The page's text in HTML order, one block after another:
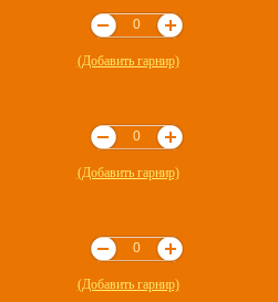
(Добавить гарнир)
(Добавить гарнир)
(Добавить гарнир)